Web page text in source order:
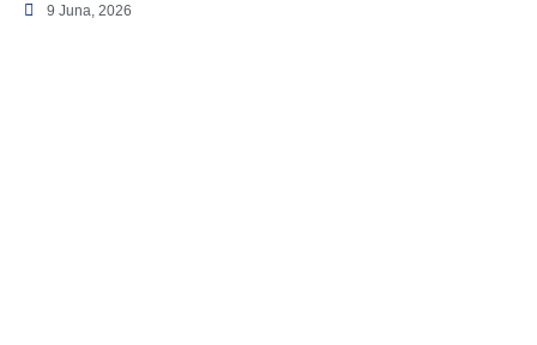
9 Juna, 2026